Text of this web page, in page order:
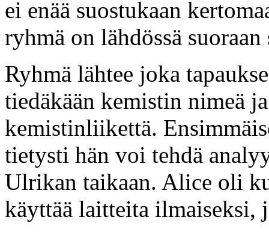
ei enää suostukaan
ryhmä on lähdössä suoraan
Ryhmä lähtee joka
tiedäkään kemistin nimeä
kemistinliikettä.
tietysti hän voi tehdä
Ulrikan taikaan. Alice oli
käyttää laitteita ilmaiseksi,